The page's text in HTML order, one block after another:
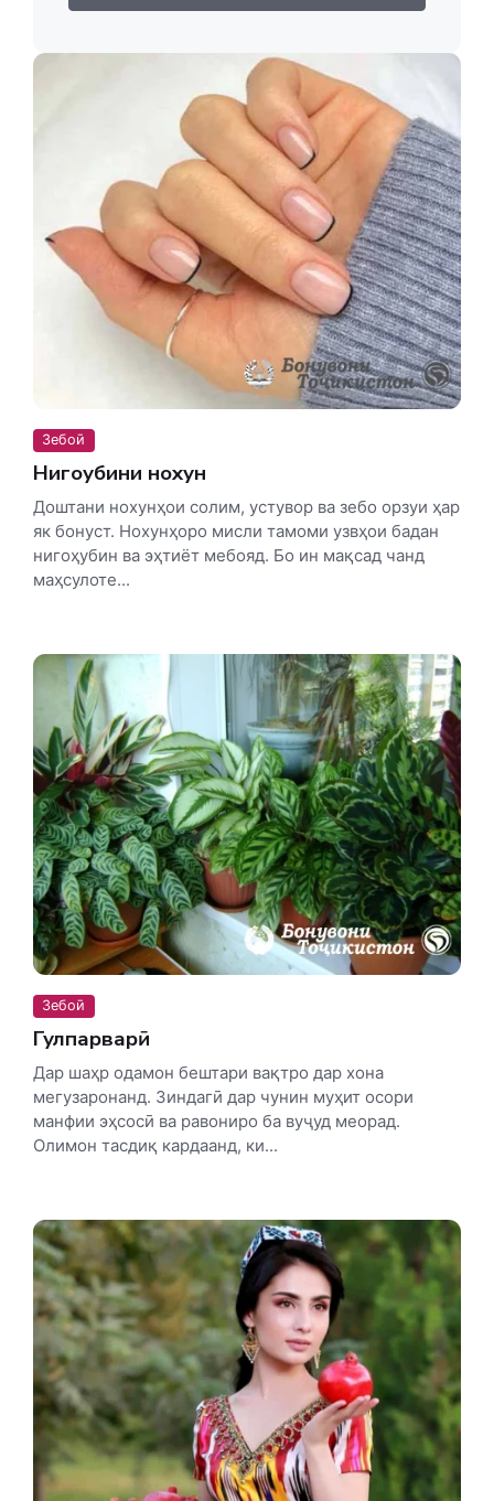
Зебоӣ
Нигоҳубини нохун
Доштани нохунҳои солим, устувор ва зебо орзуи ҳар
як бонуст. Нохунҳоро мисли тамоми узвҳои бадан
нигоҳубин ва эҳтиёт мебояд. Бо ин мақсад чанд
маҳсулоте...
Зебоӣ
Гулпарварӣ
Дар шаҳр одамон бештари вақтро дар хона
мегузаронанд. Зиндагӣ дар чунин муҳит осори
манфии эҳсосӣ ва равониро ба вуҷуд меорад.
Олимон тасдиқ кардаанд, ки...